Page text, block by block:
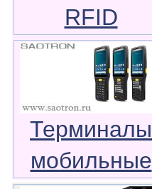
RFID
Терминалы
мобильные